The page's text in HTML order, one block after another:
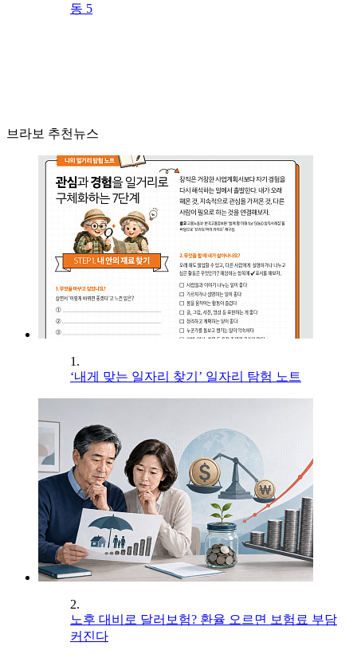
동 5
브라보 추천뉴스
1.
‘내게 맞는 일자리 찾기’ 일자리 탐험 노트
2.
노후 대비로 달러보험? 환율 오르면 보험료 부담
커진다